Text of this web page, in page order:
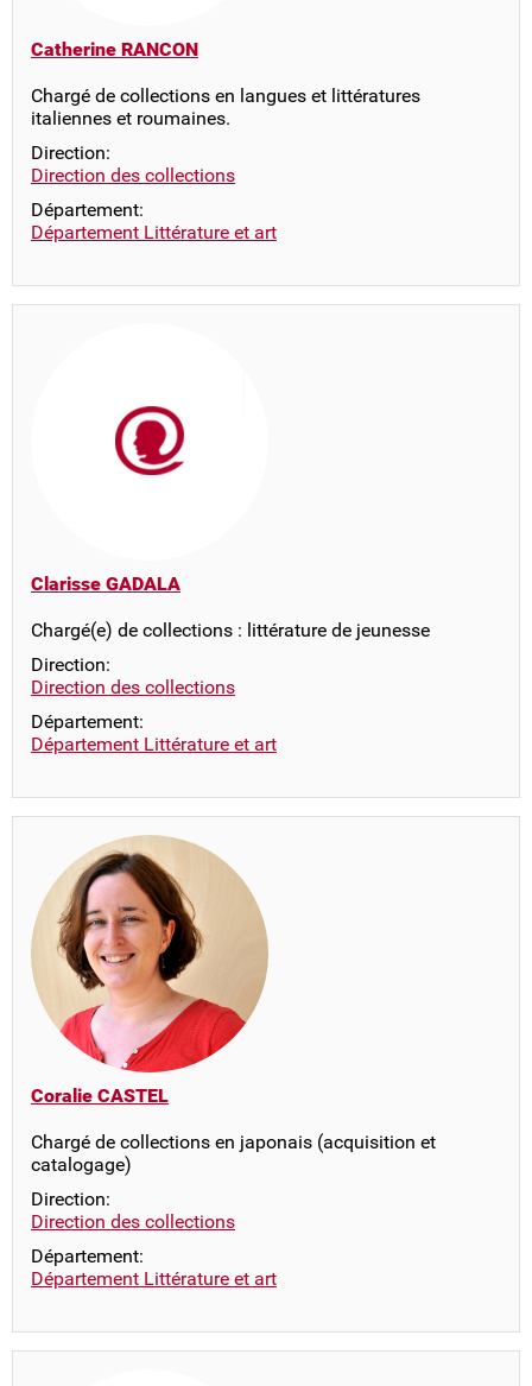
Catherine RANCON
Chargé de collections en langues et littératures
italiennes et roumaines.
Direction:
Direction des collections
Département:
Département Littérature et art
Clarisse GADALA
Chargé(e) de collections : littérature de jeunesse
Direction:
Direction des collections
Département:
Département Littérature et art
Coralie CASTEL
Chargé de collections en japonais (acquisition et
catalogage)
Direction:
Direction des collections
Département:
Département Littérature et art